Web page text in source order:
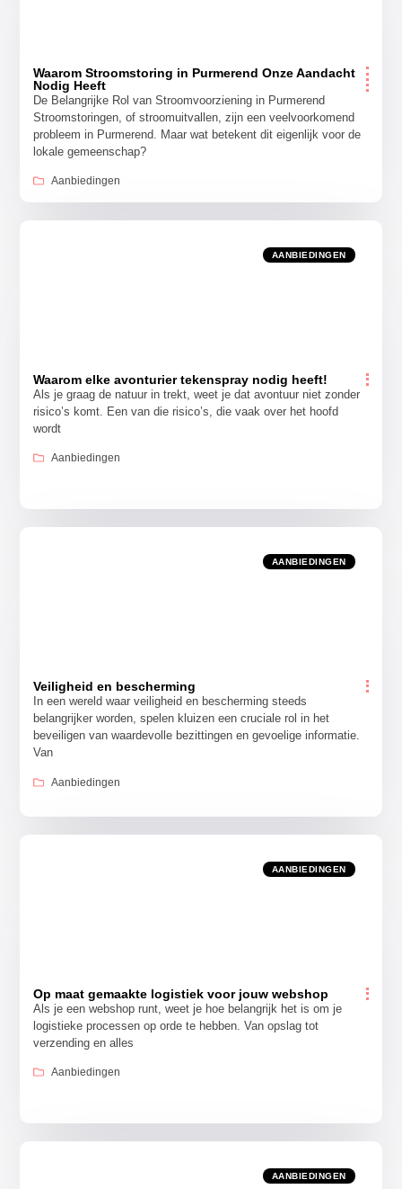
Waarom Stroomstoring in Purmerend Onze Aandacht
Nodig Heeft
De Belangrijke Rol van Stroomvoorziening in Purmerend
Stroomstoringen, of stroomuitvallen, zijn een veelvoorkomend
probleem in Purmerend. Maar wat betekent dit eigenlijk voor de
lokale gemeenschap?
Aanbiedingen
AANBIEDINGEN
Waarom elke avonturier tekenspray nodig heeft!
Als je graag de natuur in trekt, weet je dat avontuur niet zonder
risico’s komt. Een van die risico’s, die vaak over het hoofd
wordt
Aanbiedingen
AANBIEDINGEN
Veiligheid en bescherming
In een wereld waar veiligheid en bescherming steeds
belangrijker worden, spelen kluizen een cruciale rol in het
beveiligen van waardevolle bezittingen en gevoelige informatie.
Van
Aanbiedingen
AANBIEDINGEN
Op maat gemaakte logistiek voor jouw webshop
Als je een webshop runt, weet je hoe belangrijk het is om je
logistieke processen op orde te hebben. Van opslag tot
verzending en alles
Aanbiedingen
AANBIEDINGEN